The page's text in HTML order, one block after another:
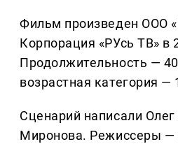
Фильм произведен ООО
Корпорация «РУсь ТВ» в
Продолжительность —
возрастная категория —
Сценарий написали
Миронова. Режиссеры —